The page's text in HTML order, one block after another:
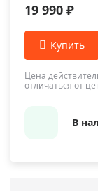
19 990 ₽
Цена
отличаться от
В